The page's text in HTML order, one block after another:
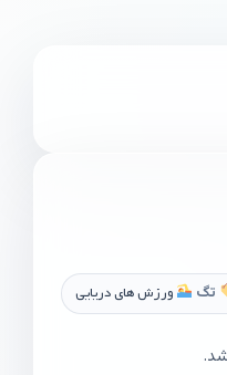
تگ ورزش های دریایی